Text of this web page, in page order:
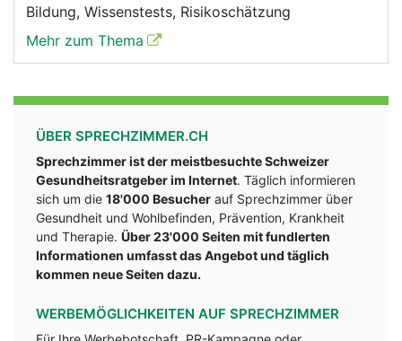
Bildung, Wissenstests, Risikoschätzung
Mehr zum Thema
ÜBER SPRECHZIMMER.CH
Sprechzimmer ist der meistbesuchte Schweizer
Gesundheitsratgeber im Internet. Täglich informieren
sich um die 18'000 Besucher auf Sprechzimmer über
Gesundheit und Wohlbefinden, Prävention, Krankheit
und Therapie. Über 23'000 Seiten mit fundlerten
Informationen umfasst das Angebot und täglich
kommen neue Seiten dazu.
WERBEMÖGLICHKEITEN AUF SPRECHZIMMER